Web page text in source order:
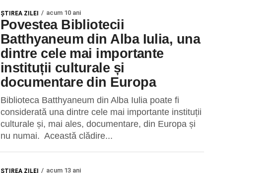
ŞTIREA ZILEI acum 10 ani
Povestea Bibliotecii
Batthyaneum din Alba Iulia, una
dintre cele mai importante
instituții culturale și
documentare din Europa
Biblioteca Batthyaneum din Alba Iulia poate fi
considerată una dintre cele mai importante instituții
culturale și, mai ales, documentare, din Europa și
nu numai. Această clădire...
ŞTIREA ZILEI acum 13 ani